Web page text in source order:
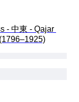
- 中東 - Qajar